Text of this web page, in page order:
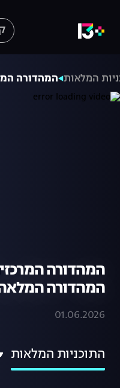
המלאות המהדורה המרכזית 01.06.26 -
המהדורה
01.06.2026
התוכניות המלאות